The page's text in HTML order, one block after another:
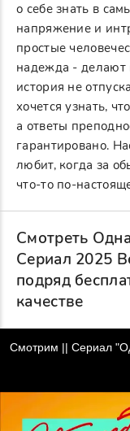
о себе знать в
напряжение и
простые
надежда - делают
история не
хочется узнать,
а ответы
гарантировано.
любит, когда за
что-то по-
Смотреть
Сериал 2025
подряд
качестве